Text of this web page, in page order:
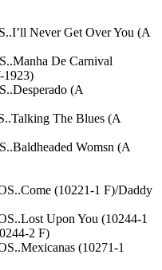
Never Get Over You (A
De Carnival
1923)
(A
The Blues (A
Womsn (A
(10221-1 F)/Daddy
Upon You (10244-1
2 F)
(10271-1